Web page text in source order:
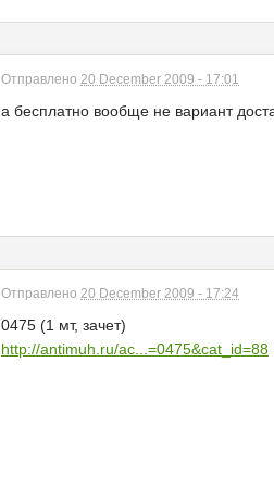
Отправлено 20 December 2009 - 17:01
а бесплатно вообще не вариант
Отправлено 20 December 2009 - 17:24
0475 (1 мт, зачет)
http://antimuh.ru/ac...=0475&cat_id=88